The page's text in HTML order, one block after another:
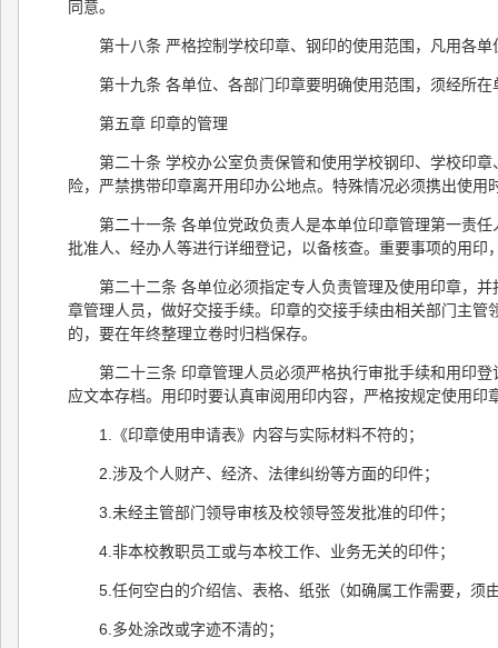
同意。
第十八条 严格控制学校印章、钢印的使用范围，凡用各
第十九条 各单位、各部门印章要明确使用范围，须经所
第五章 印章的管理
第二十条 学校办公室负责保管和使用学校钢印、学校印
险，严禁携带印章离开用印办公地点。特殊情况必须携出使
第二十一条 各单位党政负责人是本单位印章管理第一责
批准人、经办人等进行详细登记，以备核查。重要事项的用
第二十二条 各单位必须指定专人负责管理及使用印章，
章管理人员，做好交接手续。印章的交接手续由相关部门主
的，要在年终整理立卷时归档保存。
第二十三条 印章管理人员必须严格执行审批手续和用印
应文本存档。用印时要认真审阅用印内容，严格按规定使用
1.《印章使用申请表》内容与实际材料不符的；
2.涉及个人财产、经济、法律纠纷等方面的印件；
3.未经主管部门领导审核及校领导签发批准的印件；
4.非本校教职员工或与本校工作、业务无关的印件；
5.任何空白的介绍信、表格、纸张（如确属工作需要，须
6.多处涂改或字迹不清的；